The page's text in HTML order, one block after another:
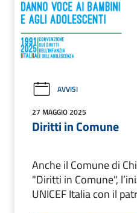
AVVISI
27 MAGGIO 2025
Diritti in Comune
Anche il Comune di
"Diritti in Comune",
UNICEF Italia con il